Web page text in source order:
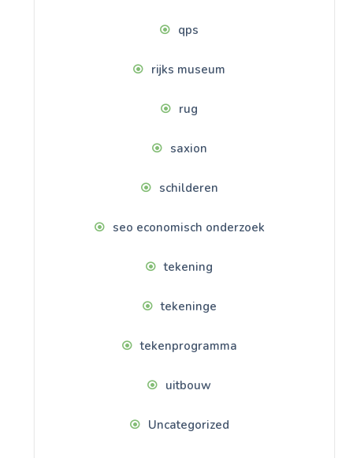
qps
rijks museum
rug
saxion
schilderen
seo economisch onderzoek
tekening
tekeninge
tekenprogramma
uitbouw
Uncategorized